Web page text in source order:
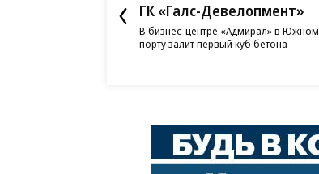
ГК «Галс-Девелопмент»
В бизнес-центре «Адмирал» в Южном
порту залит первый куб бетона